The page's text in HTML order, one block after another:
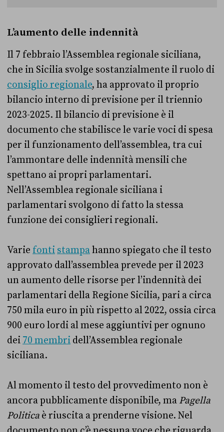
L’aumento delle indennità
Il 7 febbraio l’Assemblea regionale siciliana,
che in Sicilia svolge sostanzialmente il ruolo di
consiglio regionale, ha approvato il proprio
bilancio interno di previsione per il triennio
2023-2025. Il bilancio di previsione è il
documento che stabilisce le varie voci di spesa
per il funzionamento dell’assemblea, tra cui
l’ammontare delle indennità mensili che
spettano ai propri parlamentari.
Nell’Assemblea regionale siciliana i
parlamentari svolgono di fatto la stessa
funzione dei consiglieri regionali.
Varie fonti stampahanno spiegato che il testo
approvato dall’assemblea prevede per il 2023
un aumento delle risorse per l’indennità dei
parlamentari della Regione Sicilia, pari a circa
750 mila euro in più rispetto al 2022, ossia circa
900 euro lordi al mese aggiuntivi per ognuno
dei 70 membri dell’Assemblea regionale
siciliana.
Al momento il testo del provvedimento non è
ancora pubblicamente disponibile, ma Pagella
Politica è riuscita a prenderne visione. Nel